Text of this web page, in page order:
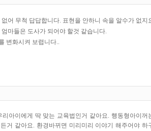
어 무척 답답합니다. 표현을 안하니 속을 알수가 없지
마들은 도사가 되어야 할것 같습니다.
변화시켜 보렵니다..
아이에게 딱 맞는 교육법인거 같아요. 행동형아이
거 같아요. 환경바뀌면 미리미리 이야기 해주어야